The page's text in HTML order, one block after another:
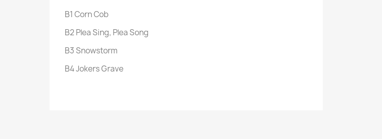
B1Corn Cob
B2 Plea Sing, Plea Song
B3Snowstorm
B4Jokers Grave